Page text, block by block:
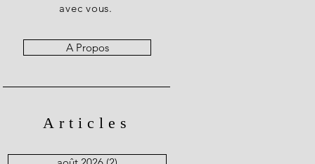
avec vous.
A Propos
Articles